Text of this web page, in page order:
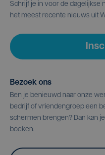
Schrijf je in voor de dagelijkse
het meest recente nieuws uit
Bezoek ons
Ben je benieuwd naar onze
bedrijf of vriendengroep een
schermen brengen? Dan kan
boeken.